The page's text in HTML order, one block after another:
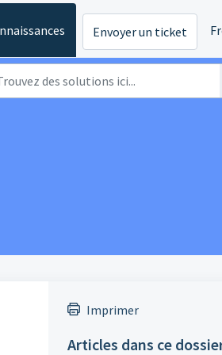
Envoyer un ticket
Imprimer
Articles dans ce